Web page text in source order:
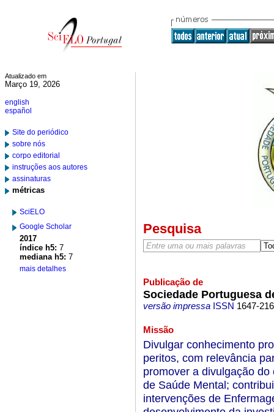
Atualizado em
Março 19, 2026
english
español
Site do periódico
sobre nós
corpo editorial
instruções aos autores
assinaturas
métricas
SciELO
Google Scholar
2017
índice h5: 7
mediana h5: 7
mais detalhes
Pesquisa
Publicação de
Sociedade Portuguesa
versão impressaISSN 1647-
Missão
Divulgar conhecimento
peritos, com relevância
promover a divulgação
de Saúde Mental;
intervenções de